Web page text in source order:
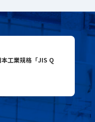
工業規格「JIS Q